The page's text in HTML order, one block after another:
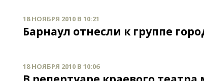
18 НОЯБРЯ 2010 В 10:21
Барнаул отнесли к группе
18 НОЯБРЯ 2010 В 10:06